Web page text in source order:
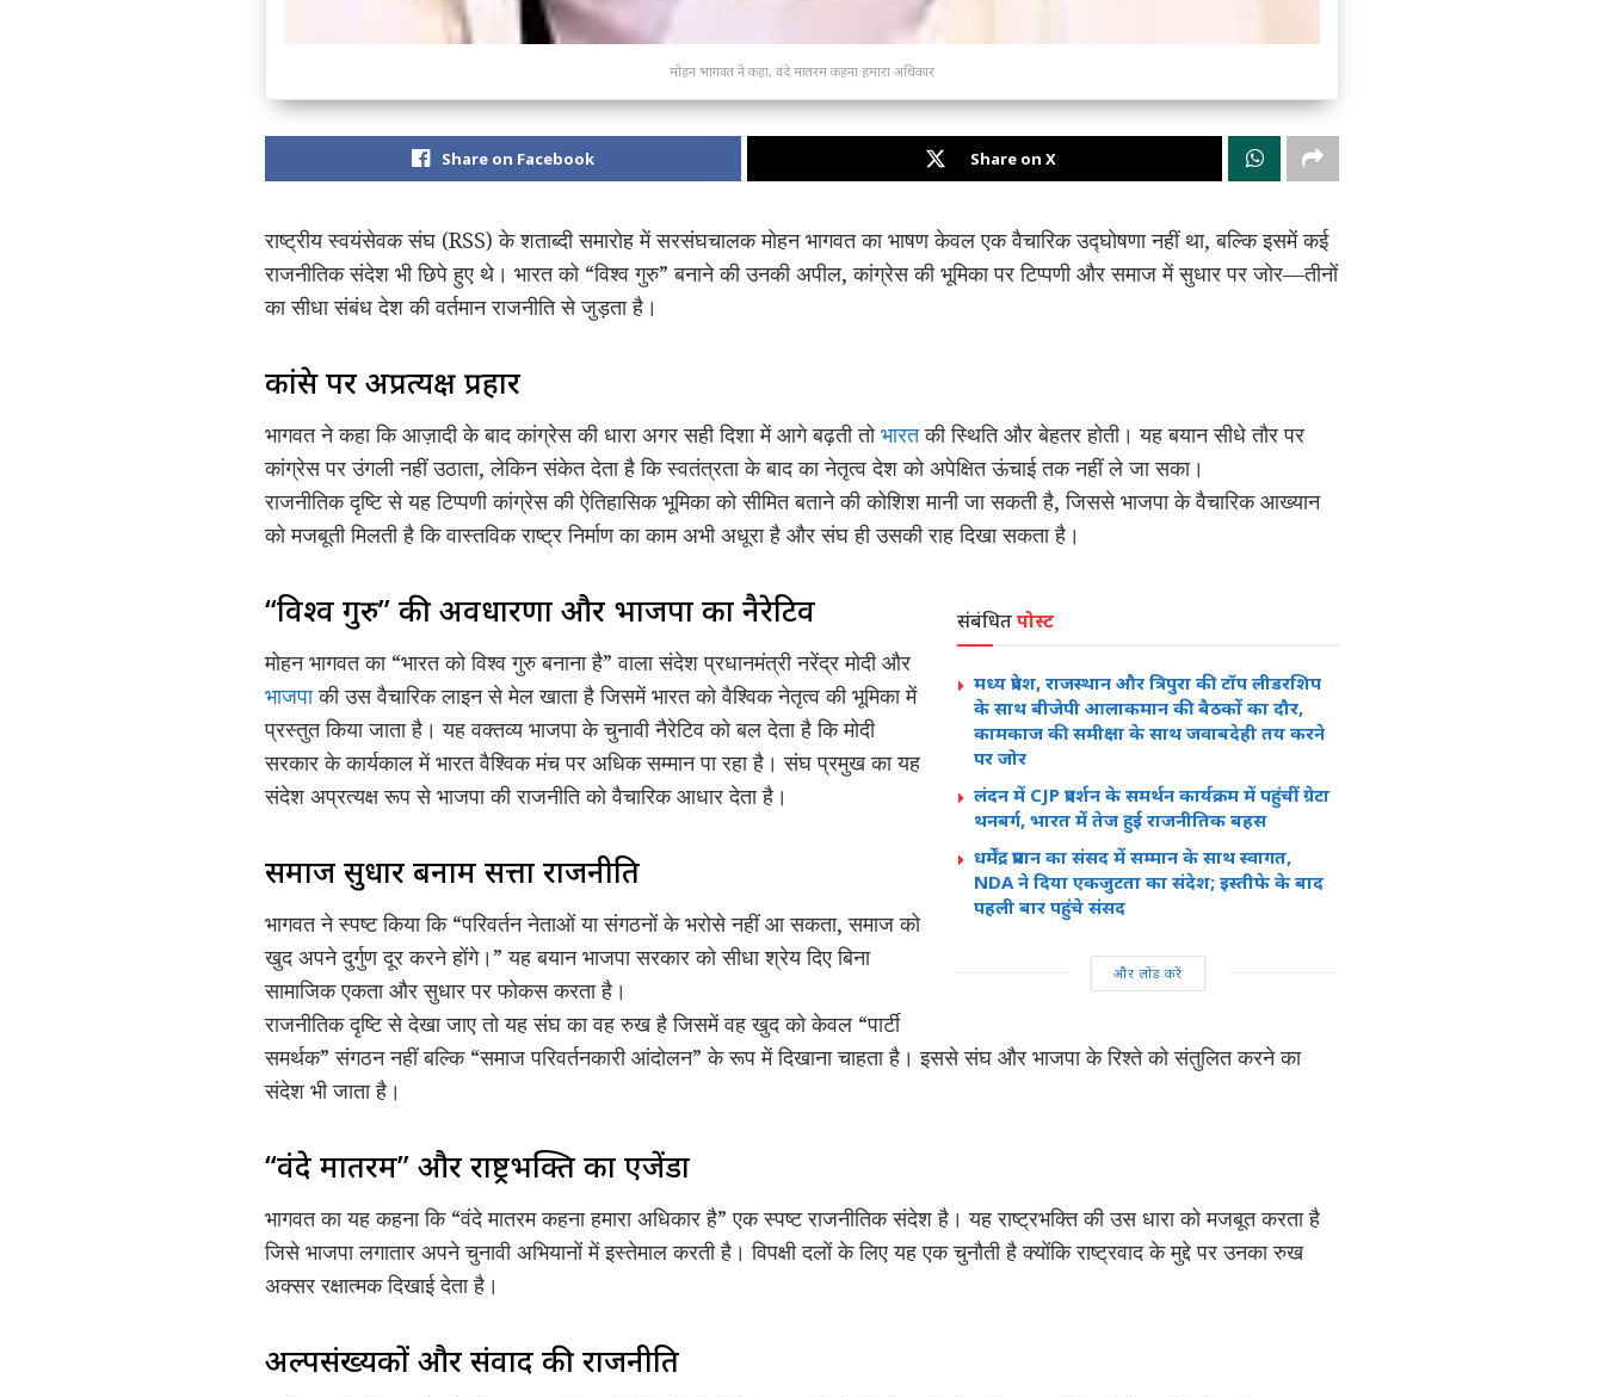
मोहन भागवत ने कहा, वंदे मातरम कहना हमारा अधिकार
Share on Facebook Share on X
राष्ट्रीय स्वयंसेवक संघ (RSS) के शताब्दी समारोह में सरसंघचालक मोहन भागवत का भाषण केवल एक वैचारिक उद्घोषणा नहीं था, बल्कि इसमें कई
राजनीतिक संदेश भी छिपे हुए थे। भारत को “विश्व गुरु” बनाने की उनकी अपील, कांग्रेस की भूमिका पर टिप्पणी और समाज में सुधार पर जोर—तीनों
का सीधा संबंध देश की वर्तमान राजनीति से जुड़ता है।
कांग्रेस पर अप्रत्यक्ष प्रहार
भागवत ने कहा कि आज़ादी के बाद कांग्रेस की धारा अगर सही दिशा में आगे बढ़ती तोभारतकी स्थिति और बेहतर होती। यह बयान सीधे तौर पर
कांग्रेस पर उंगली नहीं उठाता, लेकिन संकेत देता है कि स्वतंत्रता के बाद का नेतृत्व देश को अपेक्षित ऊंचाई तक नहीं ले जा सका।
राजनीतिक दृष्टि से यह टिप्पणी कांग्रेस की ऐतिहासिक भूमिका को सीमित बताने की कोशिश मानी जा सकती है, जिससे भाजपा के वैचारिक आख्यान
को मजबूती मिलती है कि वास्तविक राष्ट्र निर्माण का काम अभी अधूरा है और संघ ही उसकी राह दिखा सकता है।
संबंधितपोस्ट
मध्य प्रदेश, राजस्थान और त्रिपुरा की टॉप लीडरशिप
के साथ बीजेपी आलाकमान की बैठकों का दौर,
कामकाज की समीक्षा के साथ जवाबदेही तय करने
पर जोर
लंदन में CJP प्रदर्शन के समर्थन कार्यक्रम में पहुंचीं ग्रेटा
थनबर्ग, भारत में तेज हुई राजनीतिक बहस
धर्मेंद्र प्रधान का संसद में सम्मान के साथ स्वागत,
NDA ने दिया एकजुटता का संदेश; इस्तीफे के बाद
पहली बार पहुंचे संसद
और लोड करें
“विश्व गुरु” की अवधारणा और भाजपा का नैरेटिव
मोहन भागवत का “भारत को विश्व गुरु बनाना है” वाला संदेश प्रधानमंत्री नरेंद्र मोदी और
भाजपाकी उस वैचारिक लाइन से मेल खाता है जिसमें भारत को वैश्विक नेतृत्व की भूमिका में
प्रस्तुत किया जाता है। यह वक्तव्य भाजपा के चुनावी नैरेटिव को बल देता है कि मोदी
सरकार के कार्यकाल में भारत वैश्विक मंच पर अधिक सम्मान पा रहा है। संघ प्रमुख का यह
संदेश अप्रत्यक्ष रूप से भाजपा की राजनीति को वैचारिक आधार देता है।
समाज सुधार बनाम सत्ता राजनीति
भागवत ने स्पष्ट किया कि “परिवर्तन नेताओं या संगठनों के भरोसे नहीं आ सकता, समाज को
खुद अपने दुर्गुण दूर करने होंगे।” यह बयान भाजपा सरकार को सीधा श्रेय दिए बिना
सामाजिक एकता और सुधार पर फोकस करता है।
राजनीतिक दृष्टि से देखा जाए तो यह संघ का वह रुख है जिसमें वह खुद को केवल “पार्टी
समर्थक” संगठन नहीं बल्कि “समाज परिवर्तनकारी आंदोलन” के रूप में दिखाना चाहता है। इससे संघ और भाजपा के रिश्ते को संतुलित करने का
संदेश भी जाता है।
“वंदे मातरम” और राष्ट्रभक्ति का एजेंडा
भागवत का यह कहना कि “वंदे मातरम कहना हमारा अधिकार है” एक स्पष्ट राजनीतिक संदेश है। यह राष्ट्रभक्ति की उस धारा को मजबूत करता है
जिसे भाजपा लगातार अपने चुनावी अभियानों में इस्तेमाल करती है। विपक्षी दलों के लिए यह एक चुनौती है क्योंकि राष्ट्रवाद के मुद्दे पर उनका रुख
अक्सर रक्षात्मक दिखाई देता है।
अल्पसंख्यकों और संवाद की राजनीति